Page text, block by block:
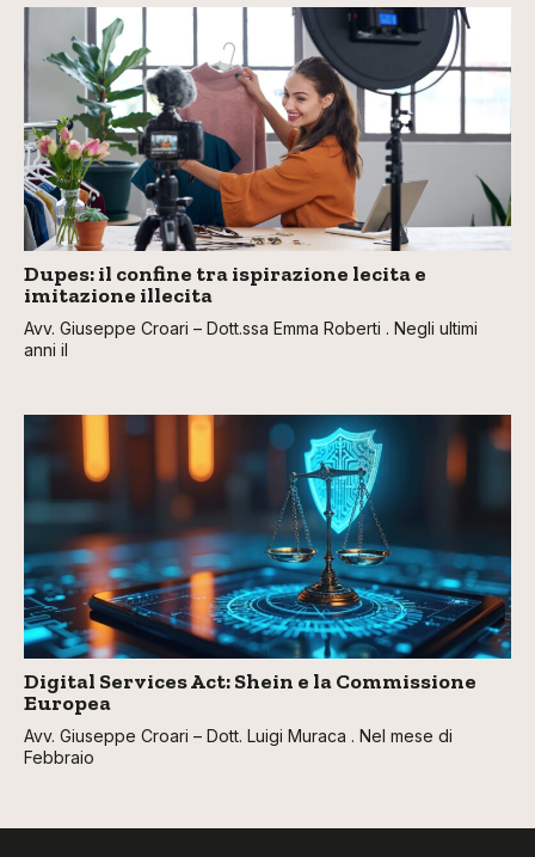
Dupes: il confine tra ispirazione lecita e
imitazione illecita
Avv. Giuseppe Croari – Dott.ssa Emma Roberti . Negli ultimi
anni il
Digital Services Act: Shein e la Commissione
Europea
Avv. Giuseppe Croari – Dott. Luigi Muraca . Nel mese di
Febbraio